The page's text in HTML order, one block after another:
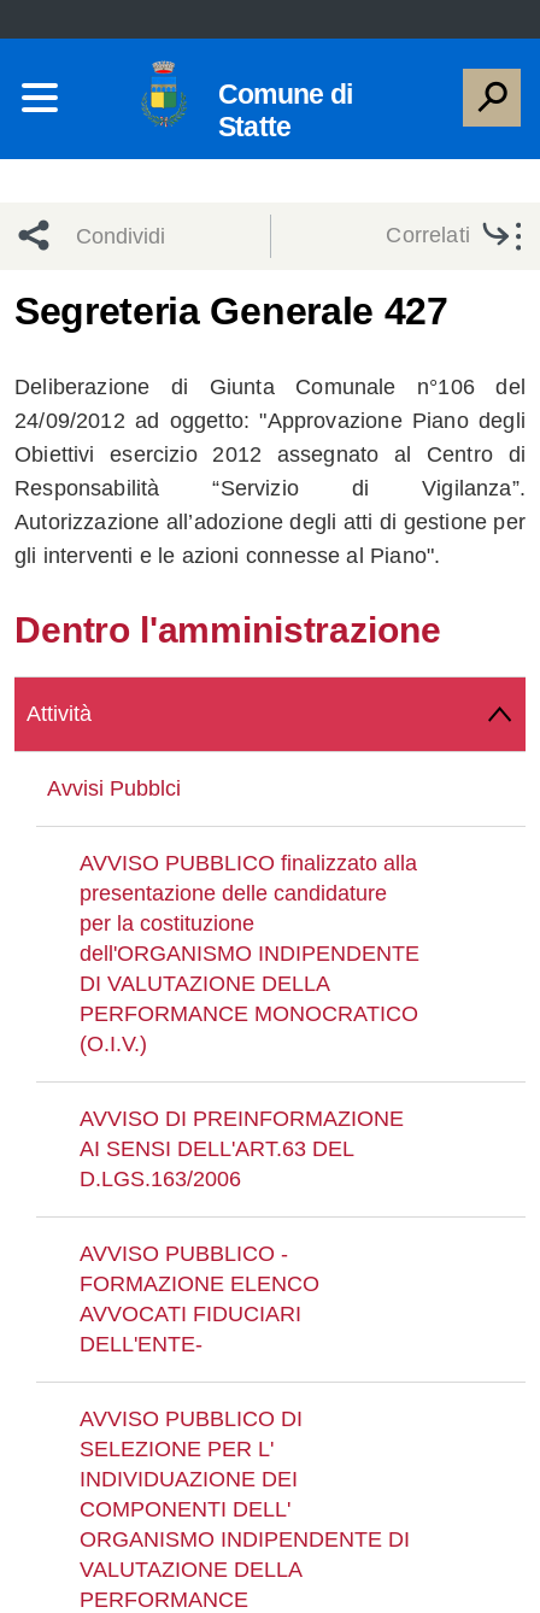
Comune di
Statte
Condividi
network
Condividi
Condividi
Facebook
su
Twitter
Condividi
su
Facebook
Condividi
su
Correlati
Segreteria Generale 427
Deliberazione di Giunta Comunale n°106 del
24/09/2012 ad oggetto: "Approvazione Piano degli
Obiettivi esercizio 2012 assegnato al Centro di
Responsabilità “Servizio di Vigilanza”.
Autorizzazione all’adozione degli atti di gestione per
gli interventi e le azioni connesse al Piano".
Dentro l'amministrazione
Attività
Avvisi Pubblci
AVVISO PUBBLICO finalizzato alla
presentazione delle candidature
per la costituzione
dell'ORGANISMO INDIPENDENTE
DI VALUTAZIONE DELLA
PERFORMANCE MONOCRATICO
(O.I.V.)
AVVISO DI PREINFORMAZIONE
AI SENSI DELL'ART.63 DEL
D.LGS.163/2006
AVVISO PUBBLICO -
FORMAZIONE ELENCO
AVVOCATI FIDUCIARI
DELL'ENTE-
AVVISO PUBBLICO DI
SELEZIONE PER L'
INDIVIDUAZIONE DEI
COMPONENTI DELL'
ORGANISMO INDIPENDENTE DI
VALUTAZIONE DELLA
PERFORMANCE